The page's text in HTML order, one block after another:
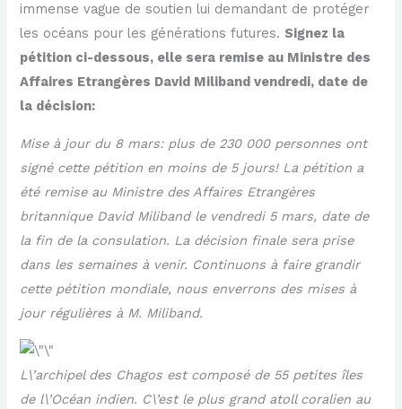
immense vague de soutien lui demandant de protéger
les océans pour les générations futures. Signez la
pétition ci-dessous, elle sera remise au Ministre des
Affaires Etrangères David Miliband vendredi, date de
la décision:
Mise à jour du 8 mars: plus de 230 000 personnes ont
signé cette pétition en moins de 5 jours! La pétition a
été remise au Ministre des Affaires Etrangères
britannique David Miliband le vendredi 5 mars, date de
la fin de la consulation. La décision finale sera prise
dans les semaines à venir. Continuons à faire grandir
cette pétition mondiale, nous enverrons des mises à
jour régulières à M. Miliband.
L\’archipel des Chagos est composé de 55 petites îles
de l\’Océan indien. C\’est le plus grand atoll coralien au